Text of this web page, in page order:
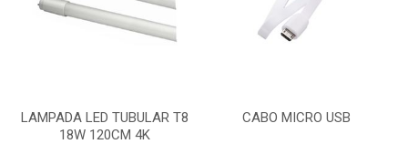
LAMPADA LED TUBULAR T8
18W 120CM 4K
CABO MICRO USB